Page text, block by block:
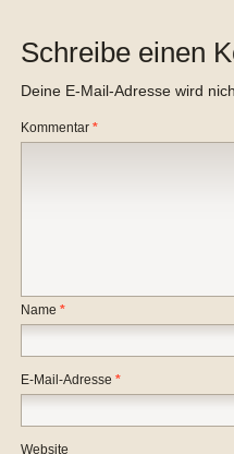
Schreibe einen
Deine E-Mail-Adresse wird
Kommentar *
Name *
E-Mail-Adresse *
Website